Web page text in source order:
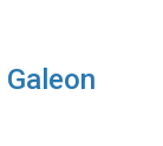
Galeon